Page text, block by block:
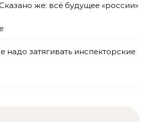
же: всё будущее «россии»
надо затягивать инспекторские